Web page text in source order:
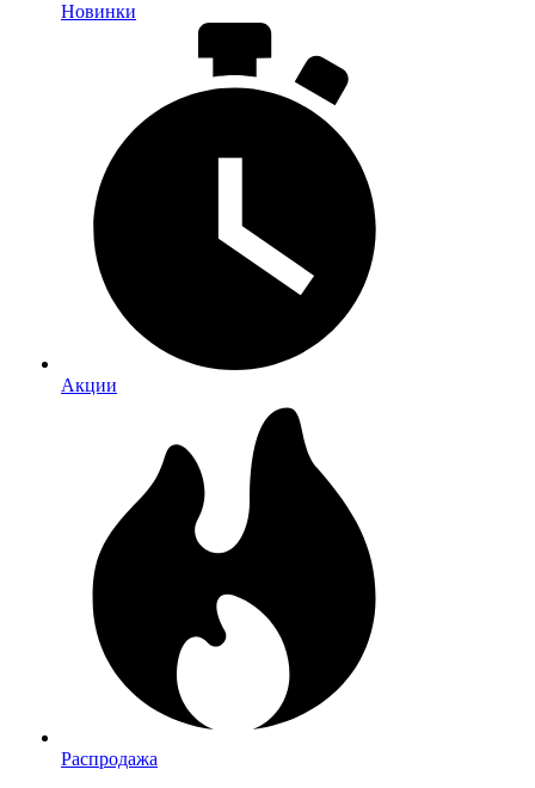
Новинки
Акции
Распродажа